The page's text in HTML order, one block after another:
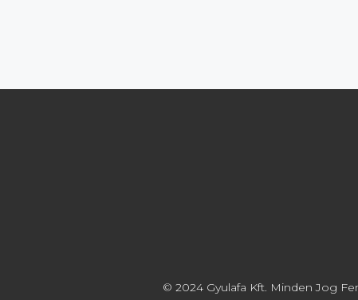
© 2024 Gyulafa Kft. Minden Jog